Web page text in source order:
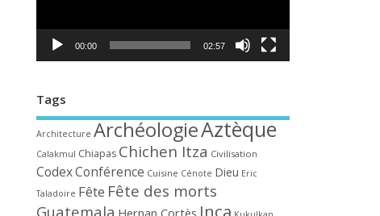
00:00 02:57
Tags
Architecture ArchéologieAztèque
Calakmul Chiapas Chichen Itza Civilisation
CodexConférence Cuisine Cénote Dieu Eric
Taladoire Fête Fête des morts
Guatemala Inca